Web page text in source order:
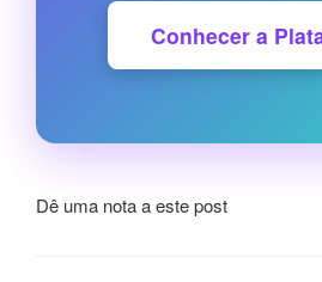
Conhecer a
Dê uma nota a este post